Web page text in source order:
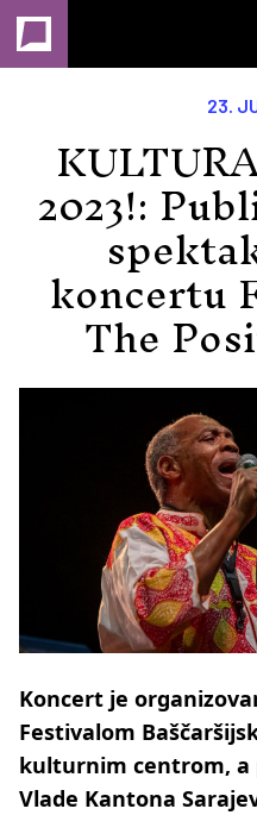
23.
2023!:
koncertu
The
Koncert je
Festivalom
kulturnim centrom, a
Vlade Kantona